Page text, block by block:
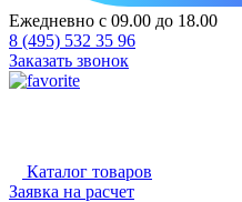
Ежедневно с 09.00 до 18.00
8 (495) 532 35 96
Заказать звонок
Каталог товаров
Заявка на расчет